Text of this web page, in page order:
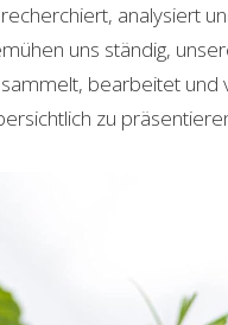
analysiert
uns ständig,
bearbeitet und
zu